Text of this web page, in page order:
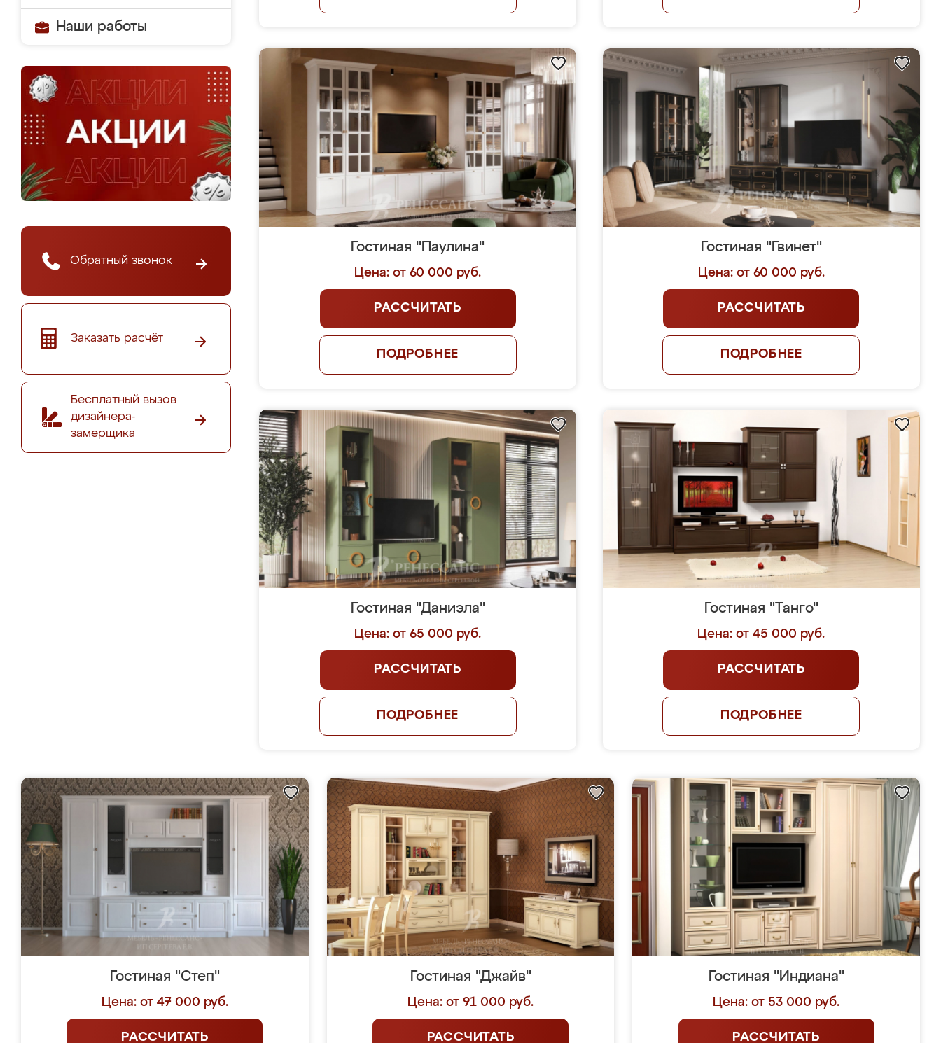
Наши работы
Обратный звонок
Заказать расчёт
Бесплатный вызов
дизайнера-
замерщика
Гостиная "Паулина"
Цена: от 60 000 руб.
РАССЧИТАТЬ
ПОДРОБНЕЕ
Гостиная "Гвинет"
Цена: от 60 000 руб.
РАССЧИТАТЬ
ПОДРОБНЕЕ
Гостиная "Даниэла"
Цена: от 65 000 руб.
РАССЧИТАТЬ
ПОДРОБНЕЕ
Гостиная "Танго"
Цена: от 45 000 руб.
РАССЧИТАТЬ
ПОДРОБНЕЕ
Гостиная "Степ"
Цена: от 47 000 руб.
РАССЧИТАТЬ
Гостиная "Джайв"
Цена: от 91 000 руб.
РАССЧИТАТЬ
Гостиная "Индиана"
Цена: от 53 000 руб.
РАССЧИТАТЬ